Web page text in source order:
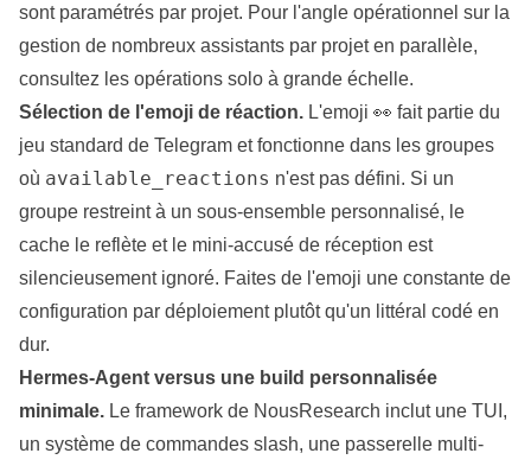
sont paramétrés par projet. Pour l'angle opérationnel sur la
gestion de nombreux assistants par projet en parallèle,
consultez les opérations solo à grande échelle.
Sélection de l'emoji de réaction. L'emoji 👀 fait partie du
jeu standard de Telegram et fonctionne dans les groupes
où available_reactions n'est pas défini. Si un
groupe restreint à un sous-ensemble personnalisé, le
cache le reflète et le mini-accusé de réception est
silencieusement ignoré. Faites de l'emoji une constante de
configuration par déploiement plutôt qu'un littéral codé en
dur.
Hermes-Agent versus une build personnalisée
minimale. Le framework de NousResearch inclut une TUI,
un système de commandes slash, une passerelle multi-